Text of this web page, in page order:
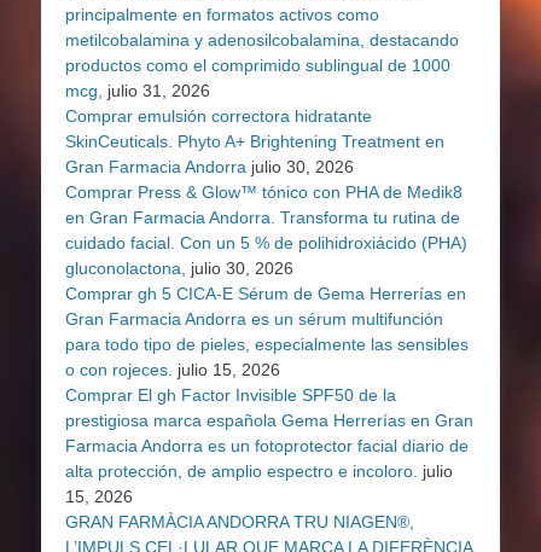
principalmente en formatos activos como
metilcobalamina y adenosilcobalamina, destacando
productos como el comprimido sublingual de 1000
mcg,
julio 31, 2026
Comprar emulsión correctora hidratante
SkinCeuticals. Phyto A+ Brightening Treatment en
Gran Farmacia Andorra julio 30, 2026
Comprar Press & Glow™ tónico con PHA de Medik8
en Gran Farmacia Andorra. Transforma tu rutina de
cuidado facial. Con un 5 % de polihidroxiácido (PHA)
gluconolactona,
julio 30, 2026
Comprar gh 5 CICA-E Sérum de Gema Herrerías en
Gran Farmacia Andorra es un sérum multifunción
para todo tipo de pieles, especialmente las sensibles
o con rojeces. julio 15, 2026
Comprar El gh Factor Invisible SPF50 de la
prestigiosa marca española Gema Herrerías en Gran
Farmacia Andorra es un fotoprotector facial diario de
alta protección, de amplio espectro e incoloro. julio
15, 2026
GRAN FARMÀCIA ANDORRA TRU NIAGEN®,
L’IMPULS CEL·LULAR QUE MARCA LA DIFERÈNCIA